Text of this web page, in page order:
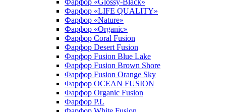
Фарфор «Glossy-Black»
Фарфор «LIFE QUALITY»
Фарфор «Nature»
Фарфор «Organic»
Фарфор Coral Fusion
Фарфор Desert Fusion
Фарфор Fusion Blue Lake
Фарфор Fusion Brown Shore
Фарфор Fusion Orange Sky
Фарфор OCEAN FUSION
Фарфор Organic Fusion
Фарфор P.L